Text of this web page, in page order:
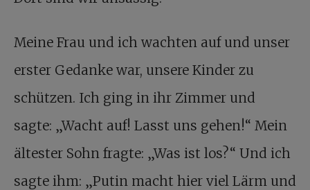
Meine Frau und ich wachten auf und unser
erster Gedanke war, unsere Kinder zu
schützen. Ich ging in ihr Zimmer und
sagte: „Wacht auf! Lasst uns gehen!“ Mein
ältester Sohn fragte: „Was ist los?“ Und ich
sagte ihm: „Putin macht hier viel Lärm und